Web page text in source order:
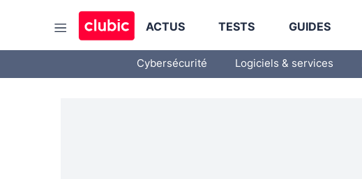
ACTUS TESTS GUIDES
Cybersécurité Logiciels & services